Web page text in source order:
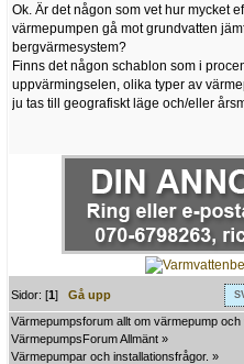
Ok. Är det någon som vet hur mycket
värmepumpen gå mot grundvatten
bergvärmesystem?
Finns det någon schablon som i
uppvärmingselen, olika typer av
ju tas till geografiskt läge och/eller
Sidor: [1]Gå upp
Värmepumpsforum allt om värmepump
VärmepumpsForum Allmänt »
Värmepumpar och installationsfrågor. »